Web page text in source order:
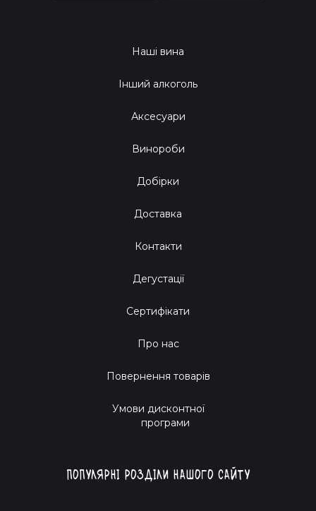
Наші вина
Інший алкоголь
Аксесуари
Винороби
Добірки
Доставка
Контакти
Дегустації
Сертифікати
Про нас
Повернення товарів
Умови дисконтної
програми
Популярні розділи нашого сайту